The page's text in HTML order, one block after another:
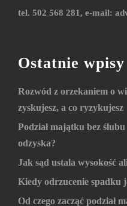
tel. 502 568 281, e-mail:
Ostatnie
Rozwód z orzekaniem o
zyskujesz, a co ryzykujesz
Podział majątku bez
odzyska?
Jak sąd ustala wysokość
Kiedy odrzucenie spadku
Od czego zacząć podział